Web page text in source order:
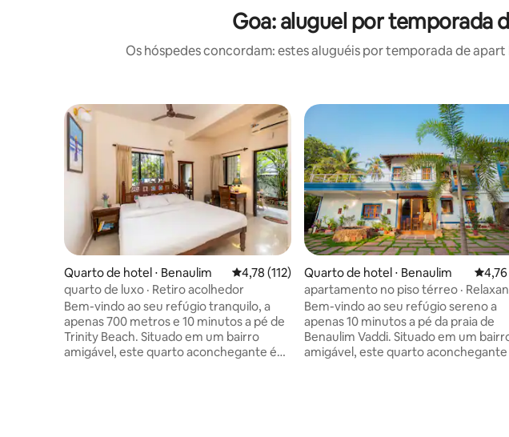
Goa: aluguel por temporada
Os hóspedes concordam: estes aluguéis por temporada de
Quarto de hotel ⋅ Benaulim 4,78 de uma avaliação média de 5, 112 avaliações
4,78 (112)
quarto de luxo · Retiro acolhedor
Bem-vindo ao seu refúgio tranquilo, a
apenas 700 metros e 10 minutos a pé de
Trinity Beach. Situado em um bairro
amigável, este quarto aconchegante é
Quarto de hotel ⋅ Benaulim 4,76
apartamento no piso térreo ·
Bem-vindo ao seu refúgio sereno a
apenas 10 minutos a pé da praia de
Benaulim Vaddi. Situado em um
amigável, este quarto aconchegante